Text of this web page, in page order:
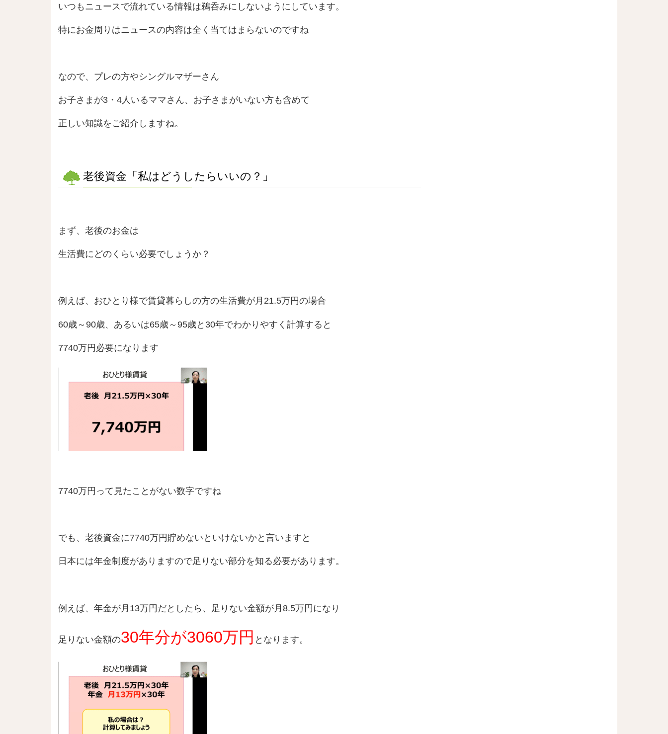
いつもニュースで流れている情報は鵜呑みにしないようにしています。
特にお金周りはニュースの内容は全く当てはまらないのですね
なので、プレの方やシングルマザーさん
お子さまが3・4人いるママさん、お子さまがいない方も含めて
正しい知識をご紹介しますね。
老後資金「私はどうしたらいいの？」
まず、老後のお金は
生活費にどのくらい必要でしょうか？
例えば、おひとり様で賃貸暮らしの方の生活費が月21.5万円の場合
60歳～90歳、あるいは65歳～95歳と30年でわかりやすく計算すると
7740万円必要になります
7740万円って見たことがない数字ですね
でも、老後資金に7740万円貯めないといけないかと言いますと
日本には年金制度がありますので足りない部分を知る必要があります。
例えば、年金が月13万円だとしたら、足りない金額が月8.5万円になり
足りない金額の30年分が3060万円 となります。